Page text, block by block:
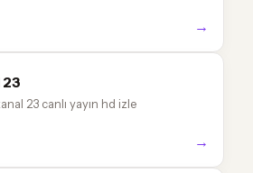
→
23
23 canlı yayın hd izle
→